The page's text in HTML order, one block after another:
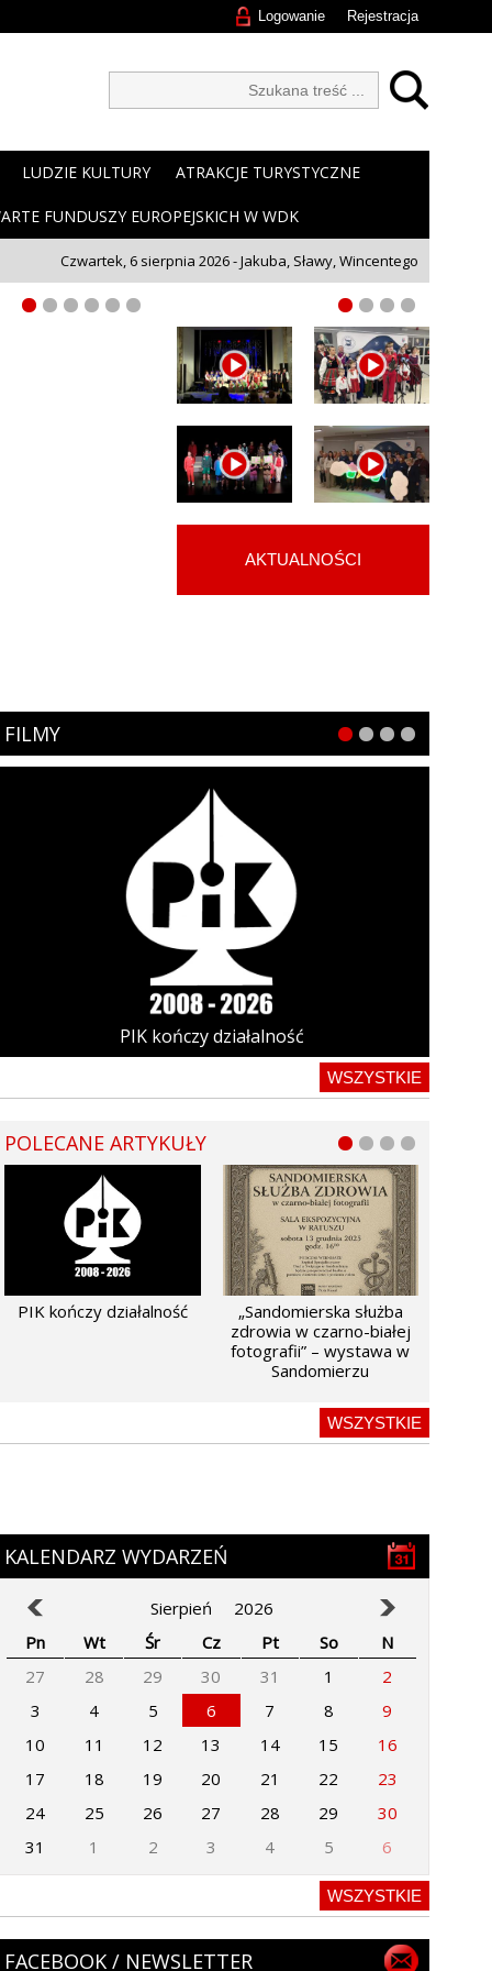
Rejestracja
Logowanie
LUDZIE KULTURY ATRAKCJE TURYSTYCZNE
FUNDUSZY EUROPEJSKICH W WDK
Czwartek, 6 sierpnia 2026 - Jakuba, Sławy, Wincentego
AKTUALNOŚCI
FILMY
PIK kończy działalność
WSZYSTKIE
POLECANE ARTYKUŁY
PIK kończy działalność
„Sandomierska służba
zdrowia w czarno-białej
fotografii” – wystawa w
Sandomierzu
WSZYSTKIE
KALENDARZ WYDARZEŃ
Sierpień
2026
Pn
Wt Śr Cz Pt So
N
27
28 29 30 31 1
2
3
4 5 6 7 8
9
10
11 12 13 14 15
16
17
18 19 20 21 22
23
24
25 26 27 28 29
30
31
1 2 3 4 5 6
WSZYSTKIE
FACEBOOK / NEWSLETTER